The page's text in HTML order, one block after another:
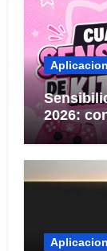
2026:
KITTY